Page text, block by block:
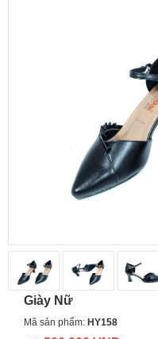
Giày Nữ
Mã sản phẩm: HY158